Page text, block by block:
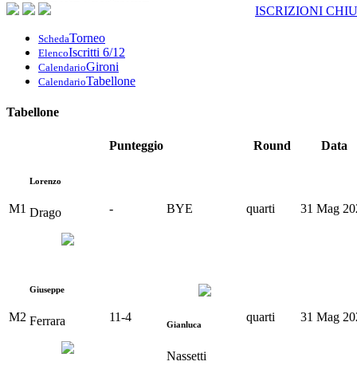
ISCRIZIONI
SchedaTorneo
ElencoIscritti 6/12
CalendarioGironi
CalendarioTabellone
Tabellone
Punteggio Round Data
M1
Lorenzo
Drago - BYE quarti 31 Mag
M2
Giuseppe
Ferrara 11-4
Gianluca
Nassetti
quarti 31 Mag